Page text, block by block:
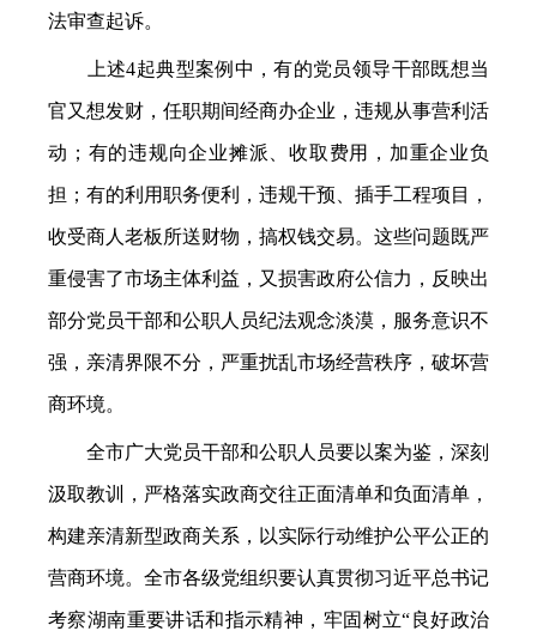
法审查起诉。
上述4起典型案例中，有的党员领导干部既想当
官又想发财，任职期间经商办企业，违规从事营利活
动；有的违规向企业摊派、收取费用，加重企业负
担；有的利用职务便利，违规干预、插手工程项目，
收受商人老板所送财物，搞权钱交易。这些问题既严
重侵害了市场主体利益，又损害政府公信力，反映出
部分党员干部和公职人员纪法观念淡漠，服务意识不
强，亲清界限不分，严重扰乱市场经营秩序，破坏营
商环境。
全市广大党员干部和公职人员要以案为鉴，深刻
汲取教训，严格落实政商交往正面清单和负面清单，
构建亲清新型政商关系，以实际行动维护公平公正的
营商环境。全市各级党组织要认真贯彻习近平总书记
考察湖南重要讲话和指示精神，牢固树立“良好政治